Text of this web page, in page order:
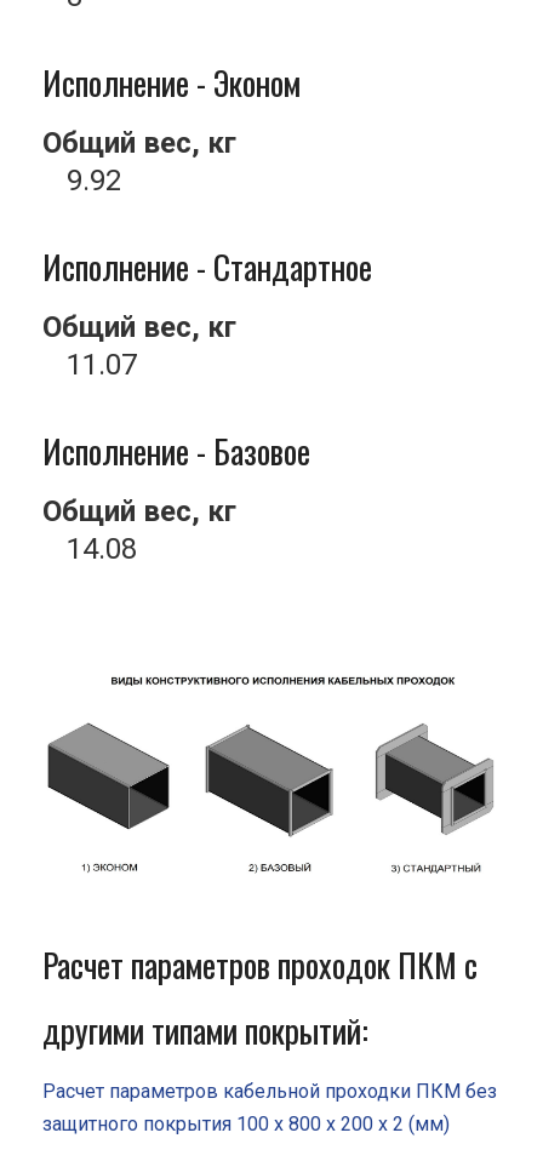
Исполнение - Эконом
Общий вес, кг
9.92
Исполнение - Стандартное
Общий вес, кг
11.07
Исполнение - Базовое
Общий вес, кг
14.08
Расчет параметров проходок ПКМ с
другими типами покрытий:
Расчет параметров кабельной проходки ПКМ без
защитного покрытия 100 x 800 x 200 x 2 (мм)